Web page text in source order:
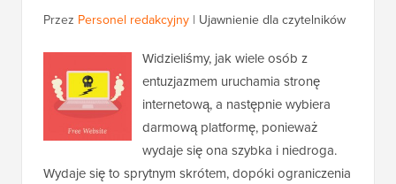
Przez Personel redakcyjny | Ujawnienie dla czytelników
Widzieliśmy, jak wiele osób z
entuzjazmem uruchamia stronę
internetową, a następnie wybiera
darmową platformę, ponieważ
wydaje się ona szybka i niedroga.
Wydaje się to sprytnym skrótem, dopóki ograniczenia